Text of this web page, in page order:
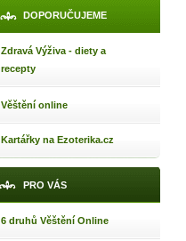
DOPORUČUJEME
Zdravá Výživa - diety a
recepty
Věštění online
Kartářky na Ezoterika.cz
PRO VÁS
6 druhů Věštění Online